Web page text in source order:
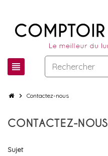
view_headline
chevron_right Contactez-nous
CONTACTEZ-NOUS
Sujet